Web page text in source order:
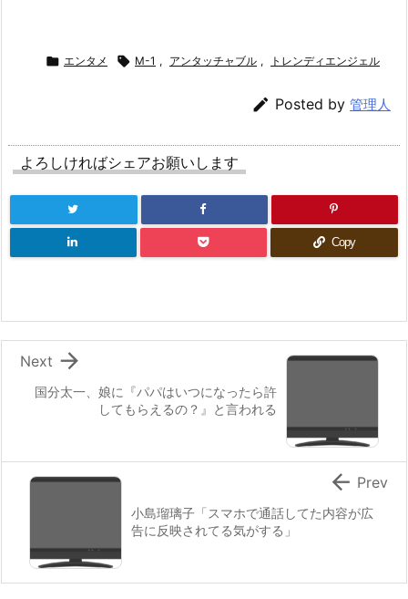
 エンタメ  M-1 , アンタッチャブル , トレンディエンジェル
 Posted by 管理人
よろしければシェアお願いします
Copy
国分太一、娘に『パパはいつになったら許
してもらえるの？』と言われる

Next
小島瑠璃子「スマホで通話してた内容が広
告に反映されてる気がする」
 Prev